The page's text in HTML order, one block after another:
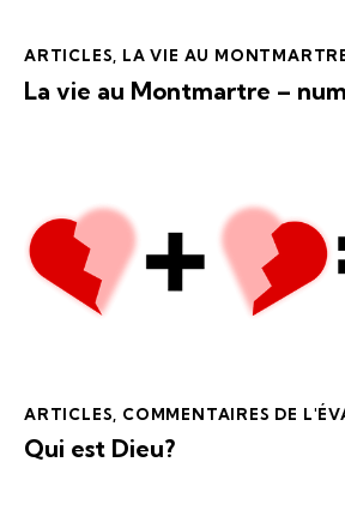
ARTICLES LA VIE AU
La vie au Montmartre –
ARTICLES COMMENTAIRES DE
Qui est Dieu?